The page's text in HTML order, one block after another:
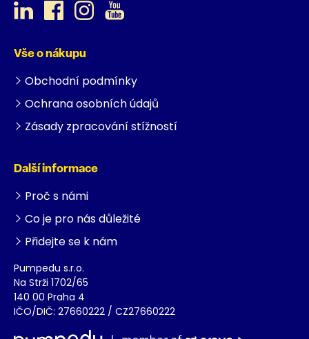
Vše o nákupu
Obchodní podmínky
Ochrana osobních údajů
Zásady zpracování stížností
Další informace
Proč s námi
Co je pro nás důležité
Přidejte se k nám
Pumpedu s.r.o.
Na Strži 1702/65
140 00 Praha 4
IČO/DIČ: 27660222 / CZ27660222